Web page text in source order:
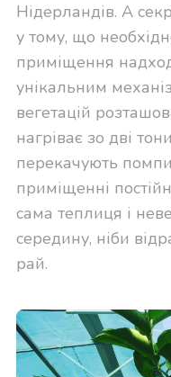
Нідерландів. А
у тому, що
приміщення
унікальним
вегетацій
нагріває зо дві
перекачують
приміщенні
сама теплиця і
середину, ніби
рай.